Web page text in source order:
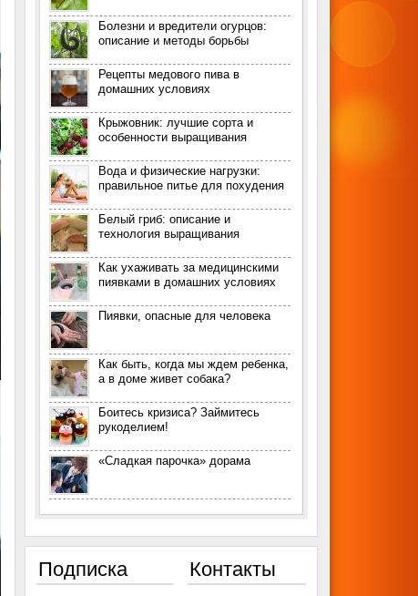
Болезни и вредители огурцов:
описание и методы борьбы
Рецепты медового пива в
домашних условиях
Крыжовник: лучшие сорта и
особенности выращивания
Вода и физические нагрузки:
правильное питье для похудения
Белый гриб: описание и
технология выращивания
Как ухаживать за медицинскими
пиявками в домашних условиях
Пиявки, опасные для человека
Как быть, когда мы ждем ребенка,
а в доме живет собака?
Боитесь кризиса? Займитесь
рукоделием!
«Сладкая парочка» дорама
Подписка Контакты